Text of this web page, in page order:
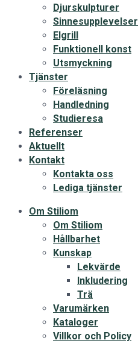
Djurskulpturer
Sinnesupplevelser
Elgrill
Funktionell konst
Utsmyckning
Tjänster
Föreläsning
Handledning
Studieresa
Referenser
Aktuellt
Kontakt
Kontakta oss
Lediga tjänster
Om Stiliom
Om Stiliom
Hållbarhet
Kunskap
Lekvärde
Inkludering
Trä
Varumärken
Kataloger
Villkor och Policy